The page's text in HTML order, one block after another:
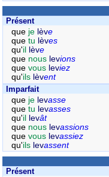
Présent
que je lève
que tu lèves
qu'il lève
que nous levions
que vous leviez
qu'ils lèvent
Imparfait
que je levasse
que tu levasses
qu'il levât
que nous levassions
que vous levassiez
qu'ils levassent
Présent